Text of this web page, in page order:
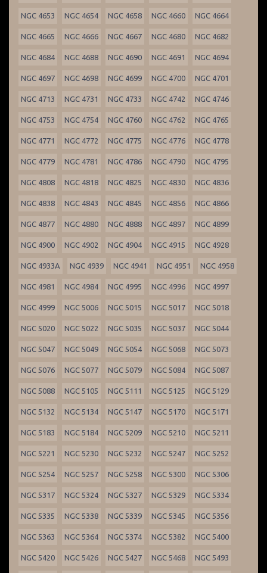
NGC 4653 NGC 4654 NGC 4658 NGC 4660 NGC 4664
NGC 4665 NGC 4666 NGC 4667 NGC 4680 NGC 4682
NGC 4684 NGC 4688 NGC 4690 NGC 4691 NGC 4694
NGC 4697 NGC 4698 NGC 4699 NGC 4700 NGC 4701
NGC 4713 NGC 4731 NGC 4733 NGC 4742 NGC 4746
NGC 4753 NGC 4754 NGC 4760 NGC 4762 NGC 4765
NGC 4771 NGC 4772 NGC 4775 NGC 4776 NGC 4778
NGC 4779 NGC 4781 NGC 4786 NGC 4790 NGC 4795
NGC 4808 NGC 4818 NGC 4825 NGC 4830 NGC 4836
NGC 4838 NGC 4843 NGC 4845 NGC 4856 NGC 4866
NGC 4877 NGC 4880 NGC 4888 NGC 4897 NGC 4899
NGC 4900 NGC 4902 NGC 4904 NGC 4915 NGC 4928
NGC 4933A NGC 4939 NGC 4941 NGC 4951 NGC 4958
NGC 4981 NGC 4984 NGC 4995 NGC 4996 NGC 4997
NGC 4999 NGC 5006 NGC 5015 NGC 5017 NGC 5018
NGC 5020 NGC 5022 NGC 5035 NGC 5037 NGC 5044
NGC 5047 NGC 5049 NGC 5054 NGC 5068 NGC 5073
NGC 5076 NGC 5077 NGC 5079 NGC 5084 NGC 5087
NGC 5088 NGC 5105 NGC 5111 NGC 5125 NGC 5129
NGC 5132 NGC 5134 NGC 5147 NGC 5170 NGC 5171
NGC 5183 NGC 5184 NGC 5209 NGC 5210 NGC 5211
NGC 5221 NGC 5230 NGC 5232 NGC 5247 NGC 5252
NGC 5254 NGC 5257 NGC 5258 NGC 5300 NGC 5306
NGC 5317 NGC 5324 NGC 5327 NGC 5329 NGC 5334
NGC 5335 NGC 5338 NGC 5339 NGC 5345 NGC 5356
NGC 5363 NGC 5364 NGC 5374 NGC 5382 NGC 5400
NGC 5420 NGC 5426 NGC 5427 NGC 5468 NGC 5493